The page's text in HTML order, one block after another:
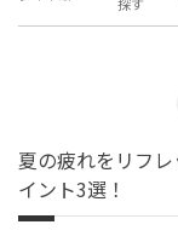
探す
夏の疲れをリフ
イント3選！